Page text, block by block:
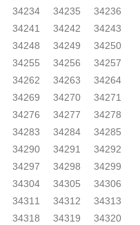
34234 34235
34236
34241 34242
34243
34248 34249
34250
34255 34256
34257
34262 34263
34264
34269 34270
34271
34276 34277
34278
34283 34284
34285
34290 34291
34292
34297 34298
34299
34304 34305
34306
34311 34312
34313
34318 34319
34320